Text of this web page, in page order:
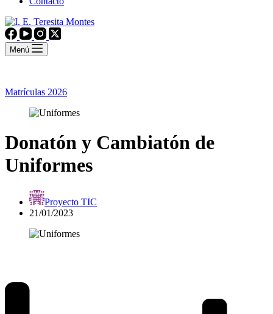
Menú
Matrículas 2026
Donatón y Cambiatón de
Uniformes
Proyecto TIC
21/01/2023